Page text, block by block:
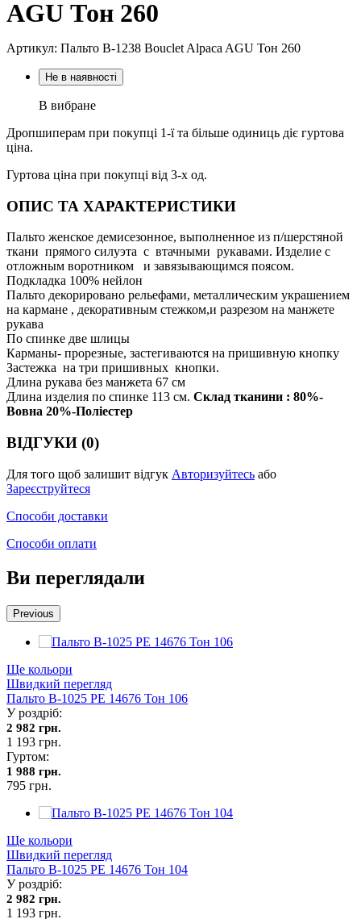
AGU Тон 260
Артикул: Пальто В-1238 Bouclet Alpaca AGU Тон 260
Не в наявності
В вибране
Дропшиперам при покупці 1-ї та більше одиниць діє гуртова
ціна.
Гуртова ціна при покупці від 3-х од.
ОПИС ТА ХАРАКТЕРИСТИКИ
Пальто женское демисезонное, выполненное из п/шерстяной
ткани прямого силуэта с втачными рукавами. Изделие с
отложным воротником и завязывающимся поясом.
Подкладка 100% нейлон
Пальто декорировано рельефами, металлическим украшением
на кармане , декоративным стежком,и разрезом на манжете
рукава
По спинке две шлицы
Карманы- прорезные, застегиваются на пришивную кнопку
Застежка на три пришивных кнопки.
Длина рукава без манжета 67 см
Длина изделия по спинке 113 см. Склад тканини : 80%-
Вовна 20%-Поліестер
ВІДГУКИ (0)
Для того щоб залишит відгук Авторизуйтесь або
Зареєструйтеся
Способи доставки
Способи оплати
Ви переглядали
Previous
Ще кольори
Швидкий перегляд
Пальто В-1025 PE 14676 Тон 106
У роздріб:
2 982 грн.
1 193 грн.
Гуртом:
1 988 грн.
795 грн.
Ще кольори
Швидкий перегляд
Пальто В-1025 PE 14676 Тон 104
У роздріб:
2 982 грн.
1 193 грн.